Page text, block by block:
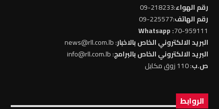
رقم الهواء:218233-09
رقم الهاتف:225577-09
70-959111
: Whatsapp
البريد الالكتروني الخاص بالاخبار: news@rll.com.lb
البريد الالكتروني الخاص بالبرامج: info@rll.com.lb
ص.ب: 110 زوق مكايل
الروابط